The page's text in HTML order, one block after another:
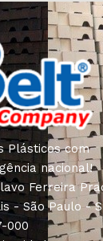
Plásticos com
nacional!
Ferreira
- São Paulo -
000